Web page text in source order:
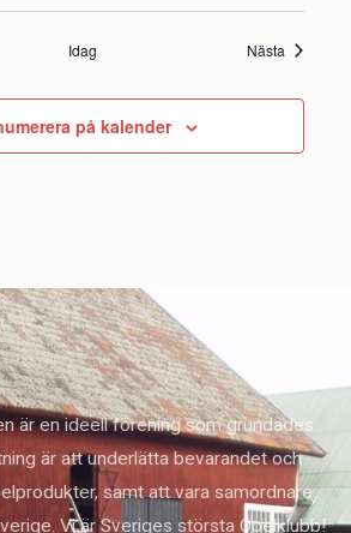
Idag Nästa
på kalender
är en ideell förening som grundades
är att underlätta bevarandet och
samt att vara samordnare
Vi är Sveriges största Opelklubb!